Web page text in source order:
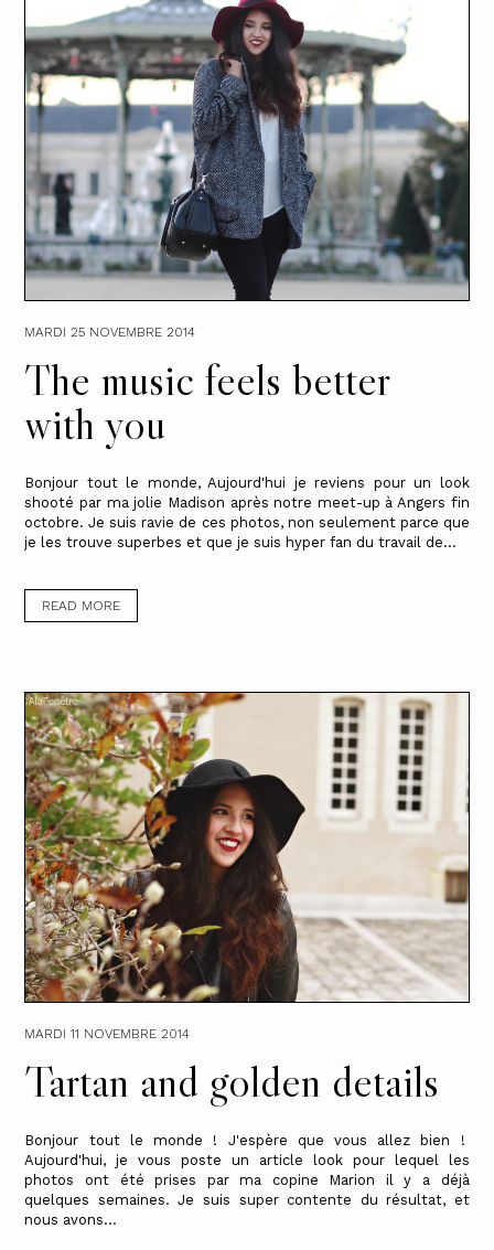
MARDI 25 NOVEMBRE 2014
The music feels better
with you
Bonjour tout le monde, Aujourd'hui je reviens pour un look
shooté par ma jolie Madison après notre meet-up à Angers fin
octobre. Je suis ravie de ces photos, non seulement parce que
je les trouve superbes et que je suis hyper fan du travail de...
READ MORE
MARDI 11 NOVEMBRE 2014
Tartan and golden details
Bonjour tout le monde ! J'espère que vous allez bien !
Aujourd'hui, je vous poste un article look pour lequel les
photos ont été prises par ma copine Marion il y a déjà
quelques semaines. Je suis super contente du résultat, et
nous avons...